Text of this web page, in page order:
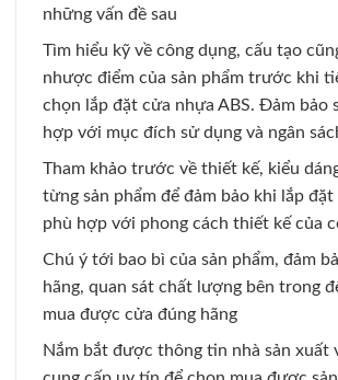
những vấn đề sau
Tìm hiểu kỹ về công dụng, cấu tạo
nhược điểm của sản phẩm trước khi
chọn lắp đặt cửa nhựa ABS. Đảm bảo
hợp với mục đích sử dụng và ngân
Tham khảo trước về thiết kế, kiểu
từng sản phẩm để đảm bảo khi lắp
phù hợp với phong cách thiết kế của
Chú ý tới bao bì của sản phẩm, đảm
hãng, quan sát chất lượng bên trong
mua được cửa đúng hãng
Nắm bắt được thông tin nhà sản xuất